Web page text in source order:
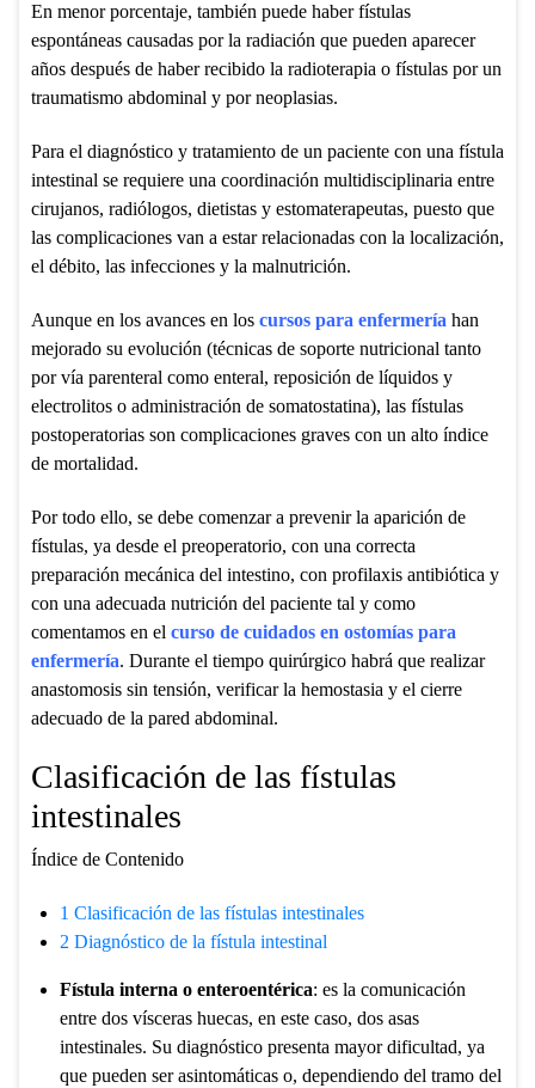
En menor porcentaje, también puede haber fístulas
espontáneas causadas por la radiación que pueden aparecer
años después de haber recibido la radioterapia o fístulas por un
traumatismo abdominal y por neoplasias.
Para el diagnóstico y tratamiento de un paciente con una fístula
intestinal se requiere una coordinación multidisciplinaria entre
cirujanos, radiólogos, dietistas y estomaterapeutas, puesto que
las complicaciones van a estar relacionadas con la localización,
el débito, las infecciones y la malnutrición.
Aunque en los avances en los cursos para enfermería han
mejorado su evolución (técnicas de soporte nutricional tanto
por vía parenteral como enteral, reposición de líquidos y
electrolitos o administración de somatostatina), las fístulas
postoperatorias son complicaciones graves con un alto índice
de mortalidad.
Por todo ello, se debe comenzar a prevenir la aparición de
fístulas, ya desde el preoperatorio, con una correcta
preparación mecánica del intestino, con profilaxis antibiótica y
con una adecuada nutrición del paciente tal y como
comentamos en el curso de cuidados en ostomías para
enfermería. Durante el tiempo quirúrgico habrá que realizar
anastomosis sin tensión, verificar la hemostasia y el cierre
adecuado de la pared abdominal.
Clasificación de las fístulas
intestinales
Índice de Contenido
1 Clasificación de las fístulas intestinales
2 Diagnóstico de la fístula intestinal
Fístula interna o enteroentérica: es la comunicación
entre dos vísceras huecas, en este caso, dos asas
intestinales. Su diagnóstico presenta mayor dificultad, ya
que pueden ser asintomáticas o, dependiendo del tramo del